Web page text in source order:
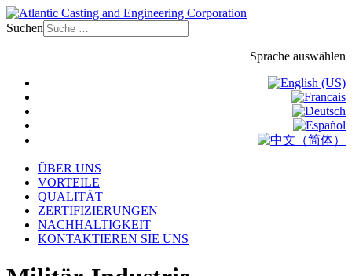
Suchen
Sprache auswählen
ÜBER UNS
VORTEILE
QUALITÄT
ZERTIFIZIERUNGEN
NACHHALTIGKEIT
KONTAKTIEREN SIE UNS